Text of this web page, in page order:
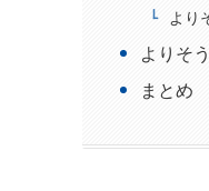
より
よりそ
まとめ